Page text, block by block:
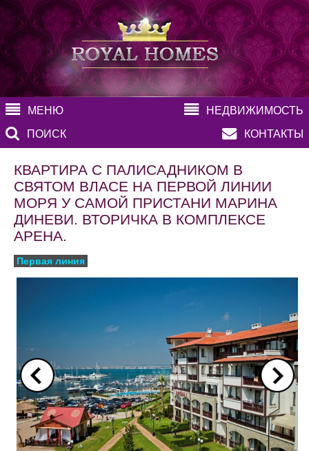
МЕНЮ
НЕДВИЖИМОСТЬ
ПОИСК
КОНТАКТЫ
КВАРТИРА С ПАЛИСАДНИКОМ В
СВЯТОМ ВЛАСЕ НА ПЕРВОЙ ЛИНИИ
МОРЯ У САМОЙ ПРИСТАНИ МАРИНА
ДИНЕВИ. ВТОРИЧКА В КОМПЛЕКСЕ
АРЕНА.
Первая линия